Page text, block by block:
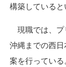
構築していると
現職では、プ
沖縄までの西
案を行っている。